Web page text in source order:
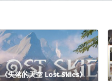
《失落的天空 Lost Skies》